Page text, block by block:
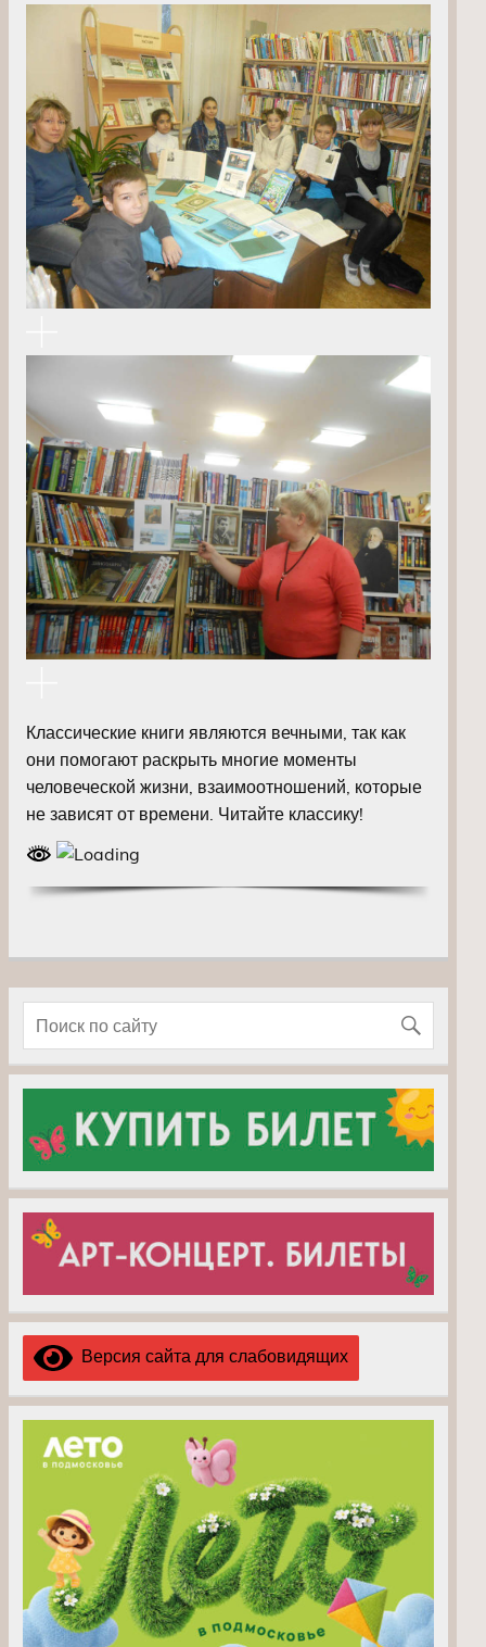
Классические книги являются вечными, так как
они помогают раскрыть многие моменты
человеческой жизни, взаимоотношений, которые
не зависят от времени. Читайте классику!
Версия сайта для слабовидящих